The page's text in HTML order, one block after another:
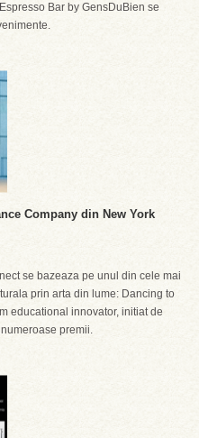
Bar by GensDuBien se
Company din New York
se bazeaza pe unul din cele mai
prin arta din lume: Dancing to
educational innovator, initiat de
premii.